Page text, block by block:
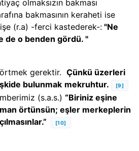
olmaksızın bakması
bakmasının keraheti ise
(r.a) -ferci kastederek-: "Ne
de o benden gördü. "
gerektir. Çünkü üzerleri
bulunmak mekruhtur. [9]
(s.a.s.) “Biriniz eşine
örtünsün; eşler merkeplerin
[10]